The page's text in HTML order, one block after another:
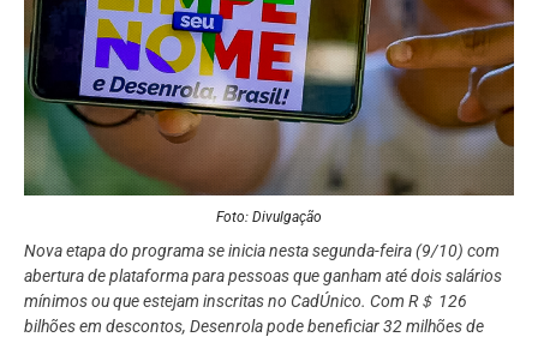
Foto: Divulgação
Nova etapa do programa se inicia nesta segunda-feira (9/10) com
abertura de plataforma para pessoas que ganham até dois salários
mínimos ou que estejam inscritas no CadÚnico. Com R＄ 126
bilhões em descontos, Desenrola pode beneficiar 32 milhões de